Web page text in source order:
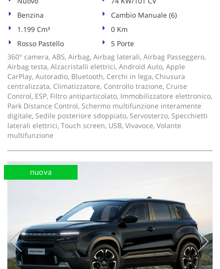
Benzina
Cambio Manuale (6)
1.199 Cm³
0 Km
Rosso Pastello
5 Porte
360° camera, ABS, Airbag, Airbag laterali, Airbag Passeggero,
Airbag testa, Alzacristalli elettrici, Android Auto, Apple
CarPlay, Autoradio, Bluetooth, Cerchi in lega, Chiusura
centralizzata, Climatizzatore, Controllo trazione, Cruise
Control, ESP, Filtro antiparticolato, Immobilizzatore elettronico,
Park Distance Control, Schermo multifunzione interamente
digitale, Sedile posteriore sdoppiato, Servosterzo, Specchietti
laterali elettrici, Touch screen, USB, Vivavoce, Volante
multifunzione
nuova